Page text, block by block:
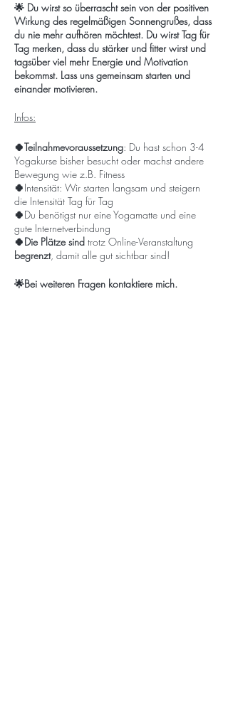
🌟 Du wirst so überrascht sein von der positiven
Wirkung des regelmäßigen Sonnengrußes, dass
du nie mehr aufhören möchtest. Du wirst Tag für
Tag merken, dass du stärker und fitter wirst und
tagsüber viel mehr Energie und Motivation
bekommst. Lass uns gemeinsam starten und
einander motivieren.
Infos:
🍀Teilnahmevoraussetzung: Du hast schon 3-4
Yogakurse bisher besucht oder machst andere
Bewegung wie z.B. Fitness
🍀Intensität: Wir starten langsam und steigern
die Intensität Tag für Tag
🍀Du benötigst nur eine Yogamatte und eine
gute Internetverbindung
🍀Die Plätze sind trotz Online-Veranstaltung
begrenzt, damit alle gut sichtbar sind!
🌟Bei weiteren Fragen kontaktiere mich.